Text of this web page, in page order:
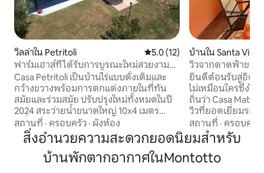
วิลล่าใน Petritoli คะแนนเฉลี่ย 5.0 จาก 5, 12 รีวิว
5.0 (12)
ฟาร์มเฮาส์ที่ได้รับการบูรณะใหม่สวยงาม
พร้อมวิวที่งดงาม
Casa Petritoli เป็นบ้านไร่แบบดั้งเดิมและ
กว้างขวางพร้อมการตกแต่งภายในที่ทัน
สมัยและร่วมสมัย ปรับปรุงใหม่ทั้งหมดในปี
2024 สระว่ายน้ำขนาดใหญ่ 10x4 เมตร
เครื่องปรับอากาศระเบียงที่มีหลังคาคลุม
เต็มรูปแบบพร้อมบาร์บีคิวกลางแจ้งและเตา
อบพิซซ่าหินเหมาะสำหรับครอบครัว สถาน
ที่ยอดเยี่ยมสำหรับการพักผ่อนผ่อนคลาย
และเพลิดเพลินกับวิวที่น่าตื่นตาตื่นใจที่มอง
สถานที่ · ครอบครัว · ผังห้อง
บ้านใน Santa
nano
วิวจากดาดฟ้าของ
ยินดีต้อนรับสู่อิตาลีที่แท้จริ
ไม่เหมือนใครซึ่งไ
ถิ่นว่า Casa Matita
วิวที่ยอดเยี่ยมรอคุ
(ระเบียงมีหลังคา) ผ่อนคลายอ่านหนังสือ
ดื่ม prosecco หรือ
ขณะที่ชมพระอาทิ
ในหมู่บ้านซานตาวิ
เงียบสงบ ที่ด้านบนของหมู่บ้านบนเนินเขา
สถานที่ · ครอบครัว
สิ่งอำนวยความสะดวกยอดนิยมสำหรับ
บ้านพักตากอากาศในMontotto